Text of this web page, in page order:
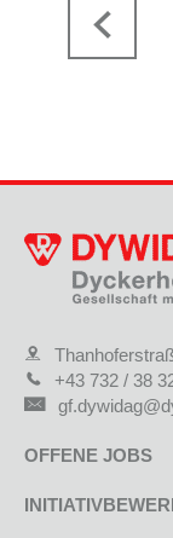
+43 732 / 38
OFFENE JOBS